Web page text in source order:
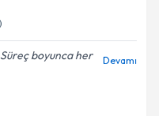
boyunca her
Devamı